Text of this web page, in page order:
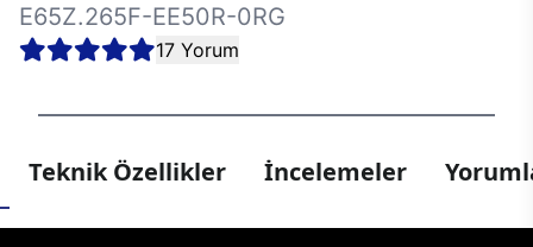
E65Z.265F-EE50R-0RG
17 Yorum
Teknik Özellikler İncelemeler